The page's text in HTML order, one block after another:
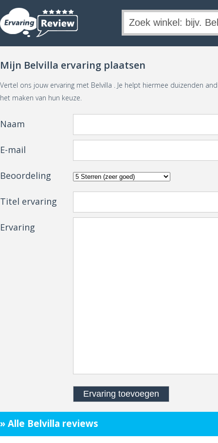
Mijn Belvilla ervaring plaatsen
Vertel ons jouw ervaring met Belvilla . Je helpt hiermee duizenden
het maken van hun keuze.
Naam
E-mail
Beoordeling
Titel ervaring
Ervaring
» Alle Belvilla reviews